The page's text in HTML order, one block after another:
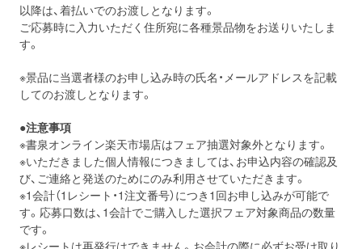
以降は、着払いでのお渡しとなります。
ご応募時に入力いただく住所宛に各種景品物をお送りいたしま
す。
※景品に当選者様のお申し込み時の氏名・メールアドレスを記載
してのお渡しとなります。
●注意事項
※書泉オンライン楽天市場店はフェア抽選対象外となります。
※いただきました個人情報につきましては、お申込内容の確認及
び、ご連絡と発送のためにのみ利用させていただきます。
※1会計（1レシート・1注文番号）につき1回お申し込みが可能で
す。応募口数は、1会計でご購入した選択フェア対象商品の数量
です。
※レシートは再発行はできません。お会計の際に必ずお受け取り